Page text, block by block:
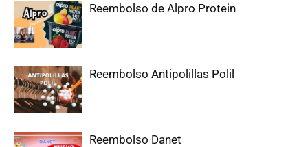
Reembolso de Alpro Protein
Reembolso Antipolillas Polil
Reembolso Danet